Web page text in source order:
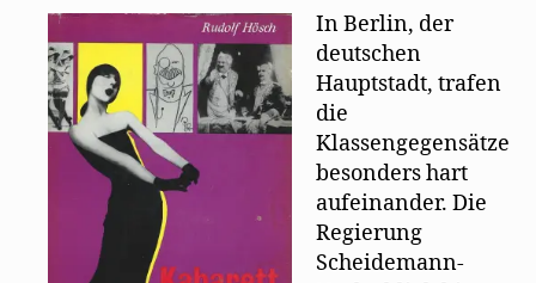
Walter
Mehrings
von
Rudolf
In Berlin, der
deutschen
Hauptstadt, trafen
die
Klassengegensätze
besonders hart
aufeinander. Die
Regierung
Scheidemann-